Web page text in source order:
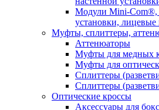
Модули Mini-Com®,
установки, лицевые
Муфты, сплиттеры,
Аттенюаторы
Муфты для медных
Муфты для
Сплиттеры
Сплиттеры
Оптические кроссы
Аксессуары для